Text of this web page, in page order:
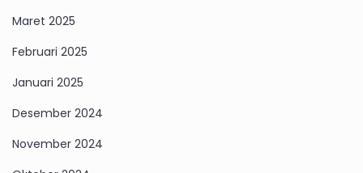
Maret 2025
Februari 2025
Januari 2025
Desember 2024
November 2024